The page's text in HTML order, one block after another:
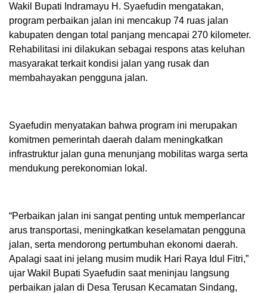
Wakil Bupati Indramayu H. Syaefudin mengatakan,
program perbaikan jalan ini mencakup 74 ruas jalan
kabupaten dengan total panjang mencapai 270 kilometer.
Rehabilitasi ini dilakukan sebagai respons atas keluhan
masyarakat terkait kondisi jalan yang rusak dan
membahayakan pengguna jalan.
Syaefudin menyatakan bahwa program ini merupakan
komitmen pemerintah daerah dalam meningkatkan
infrastruktur jalan guna menunjang mobilitas warga serta
mendukung perekonomian lokal.
“Perbaikan jalan ini sangat penting untuk memperlancar
arus transportasi, meningkatkan keselamatan pengguna
jalan, serta mendorong pertumbuhan ekonomi daerah.
Apalagi saat ini jelang musim mudik Hari Raya Idul Fitri,”
ujar Wakil Bupati Syaefudin saat meninjau langsung
perbaikan jalan di Desa Terusan Kecamatan Sindang,